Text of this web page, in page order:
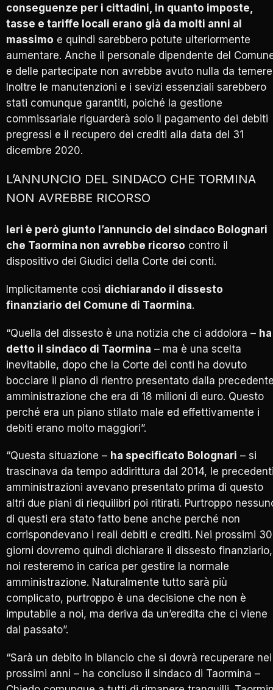
conseguenze per i cittadini, in quanto imposte,
tasse e tariffe locali erano già da molti anni al
massimo e quindi sarebbero potute ulteriormente
aumentare. Anche il personale dipendente del
e delle partecipate non avrebbe avuto nulla da
Inoltre le manutenzioni e i sevizi essenziali sarebbero
stati comunque garantiti, poiché la gestione
commissariale riguarderà solo il pagamento dei debiti
pregressi e il recupero dei crediti alla data del 31
dicembre 2020.
L’ANNUNCIO DEL SINDACO CHE TORMINA
NON AVREBBE RICORSO
Ieri è però giunto l’annuncio del sindaco Bolognari
che Taormina non avrebbe ricorso contro il
dispositivo dei Giudici della Corte dei conti.
Implicitamente così dichiarando il dissesto
finanziario del Comune di Taormina.
“Quella del dissesto è una notizia che ci addolora – ha
detto il sindaco di Taormina – ma è una scelta
inevitabile, dopo che la Corte dei conti ha dovuto
bocciare il piano di rientro presentato dalla
amministrazione che era di 18 milioni di euro. Questo
perché era un piano stilato male ed effettivamente i
debiti erano molto maggiori”.
“Questa situazione – ha specificato Bolognari – si
trascinava da tempo addirittura dal 2014, le
amministrazioni avevano presentato prima di questo
altri due piani di riequilibri poi ritirati. Purtroppo
di questi era stato fatto bene anche perché non
corrispondevano i reali debiti e crediti. Nei prossimi 30
giorni dovremo quindi dichiarare il dissesto finanziario,
noi resteremo in carica per gestire la normale
amministrazione. Naturalmente tutto sarà più
complicato, purtroppo è una decisione che non è
imputabile a noi, ma deriva da un’eredita che ci viene
dal passato”.
“Sarà un debito in bilancio che si dovrà recuperare nei
prossimi anni – ha concluso il sindaco di Taormina –